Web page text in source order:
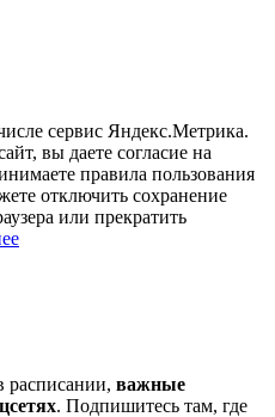
сервис Яндекс.Метрика.
вы даете согласие на
правила пользования
отключить сохранение
или прекратить
важные
. Подпишитесь там, где